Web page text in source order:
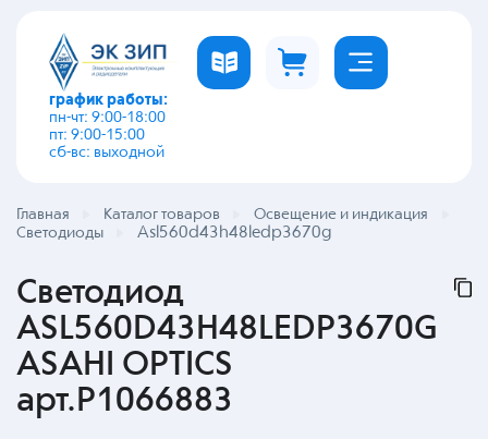
график работы:
пн-чт: 9:00-18:00
пт: 9:00-15:00
сб-вс: выходной
Главная Каталог товаров
Освещение и индикация
Светодиоды
Asl560d43h48ledp3670g
Светодиод
ASL560D43H48LEDP3670G
ASAHI OPTICS
арт.P1066883